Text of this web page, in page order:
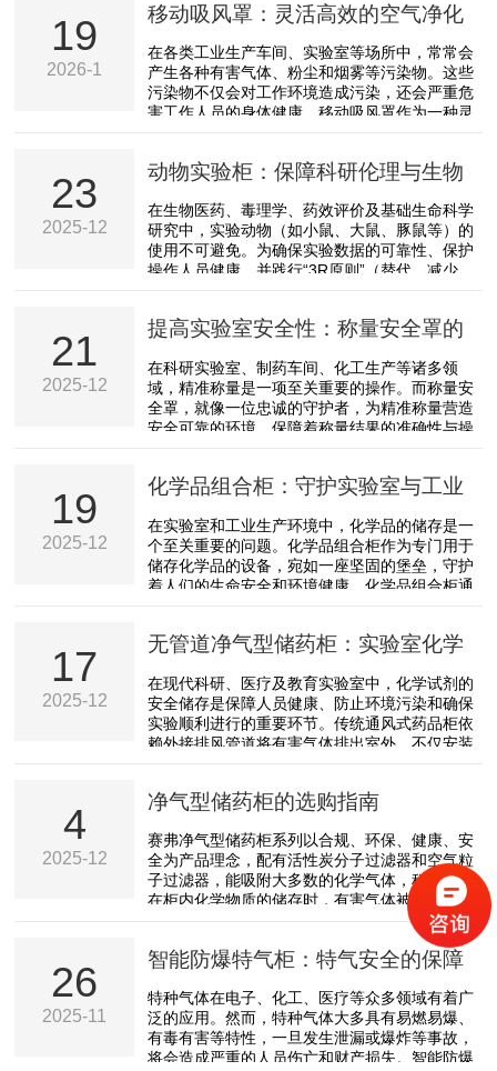
19
2026-1
移动吸风罩：灵活高效的空气净化
助手
在各类工业生产车间、实验室等场所中，常常会
产生各种有害气体、粉尘和烟雾等污染物。这些
污染物不仅会对工作环境造成污染，还会严重危
害工作人员的身体健康。移动吸风罩作为一种灵
动性”。它通常安装在可移动的支架或轨道上，能
风罩相比，移动吸风罩可以更精准地靠近污染
源，及时有效地捕捉和收集污染物。无论是在大
型机械设备的加工过程中，还是在实验室的化学
实验操作中，只要...
23
2025-12
动物实验柜：保障科研伦理与生物
安全的关键屏障
在生物医药、毒理学、药效评价及基础生命科学
研究中，实验动物（如小鼠、大鼠、豚鼠等）的
使用不可避免。为确保实验数据的可靠性、保护
操作人员健康，并践行“3R原则”（替代、减少、
AnimalBiosafetyCabinet）作为专门用于活体动
施中的核心装备。动物实验柜本质上是一种高等
级生物安全柜（通常为II级B2型或III级），专为
容纳实验动物及其饲养笼具而设计。...
21
2025-12
提高实验室安全性：称量安全罩的
应用与优势
在科研实验室、制药车间、化工生产等诸多领
域，精准称量是一项至关重要的操作。而称量安
全罩，就像一位忠诚的守护者，为精准称量营造
安全可靠的环境，保障着称量结果的准确性与操
作人员可以清晰地观察到罩内的称量过程，方便
够有效防止外界气流、灰尘、微生物等杂质进
入，避免这些因素对称量结果产生干扰。同时，
安全罩配备了操作窗口，窗口的大小和高度设计
符合人体工程学原理，便...
19
2025-12
化学品组合柜：守护实验室与工业
安全的坚固堡垒
在实验室和工业生产环境中，化学品的储存是一
个至关重要的问题。化学品组合柜作为专门用于
储存化学品的设备，宛如一座坚固的堡垒，守护
着人们的生命安全和环境健康。化学品组合柜通
虑了化学品储存的安全性和便利性。组合柜一般
合和拼接，以适应不同规模和布局的储存空间。
柜内设置了多层隔板和抽屉，方便对不同种类和
规格的化学品进行分类存放，便于管理和取用。
组合柜具备*的安全...
17
2025-12
无管道净气型储药柜：实验室化学
品安全管理的绿色革新
在现代科研、医疗及教育实验室中，化学试剂的
安全储存是保障人员健康、防止环境污染和确保
实验顺利进行的重要环节。传统通风式药品柜依
赖外接排风管道将有害气体排出室外，不仅安装
（DuctlessFilteredChemicalStorageCabinet）
势，正成为实验室化学品安全管理的新趋势。无
管道净气型储药柜的核心原理是“内循环+高效吸
附过滤”。柜体内部配备风机系统，持续将柜内
空...
4
2025-12
净气型储药柜的选购指南
赛弗净气型储药柜系列以合规、环保、健康、安
全为产品理念，配有活性炭分子过滤器和空气粒
子过滤器，能吸附大多数的化学气体，科研人员
在柜内化学物质的储存时，有害气体被过滤装置
内的过滤器所吸附，经过滤后的空气在室内进行
循环，净气型储药柜不将排风排至室外，因此减
少空调、通风系统的运行能耗（费用）；而且由
减少对大气环境的污染。七寸液晶触摸屏显示，
实时温湿度环境监控，风机监控，VOC浓度环境
监控及一体化报警系统。金属部件：主要材质
≥1.2mm优质冷...
26
2025-11
智能防爆特气柜：特气安全的保障
特种气体在电子、化工、医疗等众多领域有着广
泛的应用。然而，特种气体大多具有易燃易爆、
有毒有害等特性，一旦发生泄漏或爆炸等事故，
将会造成严重的人员伤亡和财产损失。智能防爆